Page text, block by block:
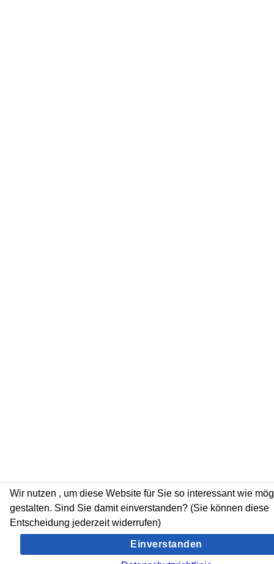
Wir nutzen , um diese Website für Sie so interessant wie
gestalten. Sind Sie damit einverstanden? (Sie können diese
Entscheidung jederzeit widerrufen)
Einverstanden